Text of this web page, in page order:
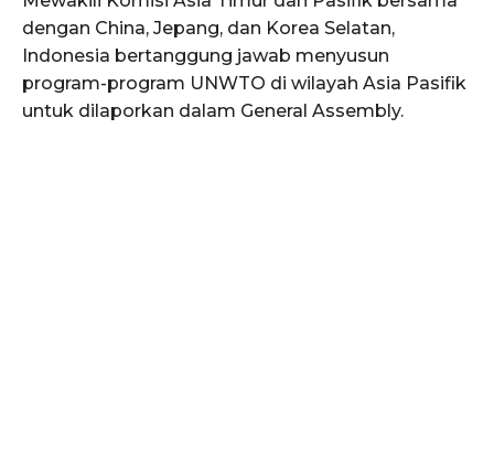
dengan China, Jepang, dan Korea Selatan,
Indonesia bertanggung jawab menyusun
program-program UNWTO di wilayah Asia Pasifik
untuk dilaporkan dalam General Assembly.